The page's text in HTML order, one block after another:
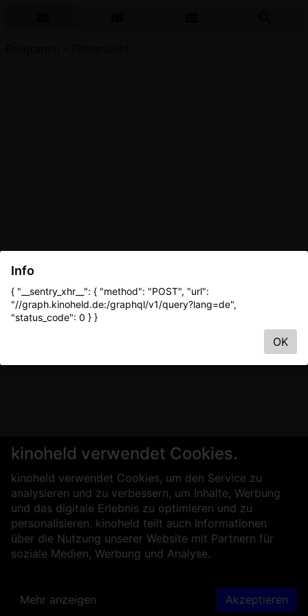
kinoheld verwendet Cookies.
kinoheld verwendet Cookies, um den Service zu
analysieren und zu verbessern, um Inhalte, Werbung
und das digitale Erlebnis zu optimieren und zu
personalisieren. kinoheld teilt auch Informationen
über die Nutzung unserer Website mit Partnern für
soziale Medien, Werbung und Analyse.
Mehr anzeigen Akzeptieren
Info
{ "__sentry_xhr__": { "method": "POST", "url":
"//graph.kinoheld.de:/graphql/v1/query?lang=de",
"status_code": 0 } }
OK